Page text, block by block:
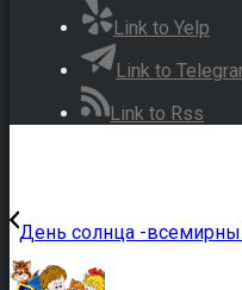
Link to Yelp
Link to
Link to Rss
День солнца -